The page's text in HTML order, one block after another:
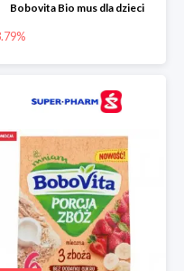
Bobovita Bio mus dla dzieci